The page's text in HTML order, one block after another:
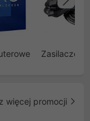
Zasilacze
więcej promocji